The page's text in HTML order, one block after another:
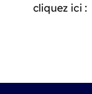
cliquez ici :